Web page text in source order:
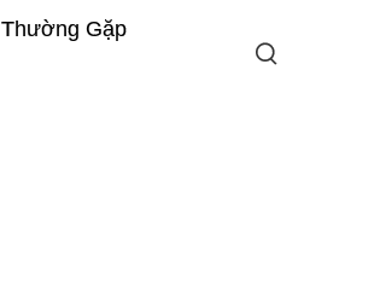
Gặp